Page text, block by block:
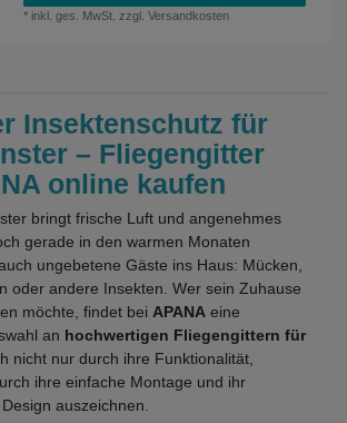
* inkl. ges. MwSt. zzgl.Versandkosten
Insektenschutz für
– Fliegengitter
online kaufen
bringt frische Luft und angenehmes
gerade in den warmen Monaten
ungebetene Gäste ins Haus: Mücken,
oder andere Insekten. Wer sein Zuhause
möchte, findet bei APANA eine
an hochwertigen Fliegengittern für
nicht nur durch ihre Funktionalität,
ihre einfache Montage und ihr
auszeichnen.